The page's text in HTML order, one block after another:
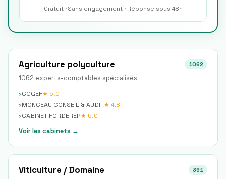
Gratuit · Sans engagement · Réponse sous 48h
Agriculture polyculture 1062
1062 experts-comptables spécialisés
›COGEF★ 5.0
›MONCEAU CONSEIL & AUDIT★ 4.8
›CABINET FORDERER★ 5.0
Voir les cabinets →
Viticulture / Domaine 391